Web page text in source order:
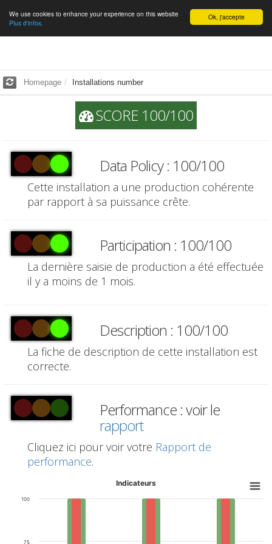
English Ok, j'accepte
We use cookies to enhance your experience on this website
Plus d'infos.
Homepage Installations number
SCORE 100/100
Data Policy : 100/100
Cette installation a une production cohérente
par rapport à sa puissance crête.
Participation : 100/100
La dernière saisie de production a été effectuée
il y a moins de 1 mois.
Description : 100/100
La fiche de description de cette installation est
correcte.
Performance : voir le
rapport
Cliquez ici pour voir votre Rapport de
performance.
Indicateurs
75
100